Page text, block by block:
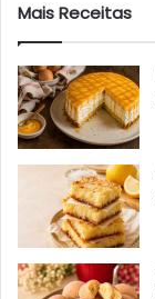
Mais Receitas